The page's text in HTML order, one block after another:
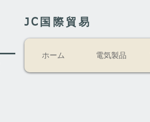
JC国際貿易
ホーム 電気製品